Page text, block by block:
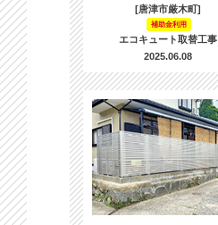
[唐津市厳木町]
補助金利用
エコキュート取替工事
2025.06.08